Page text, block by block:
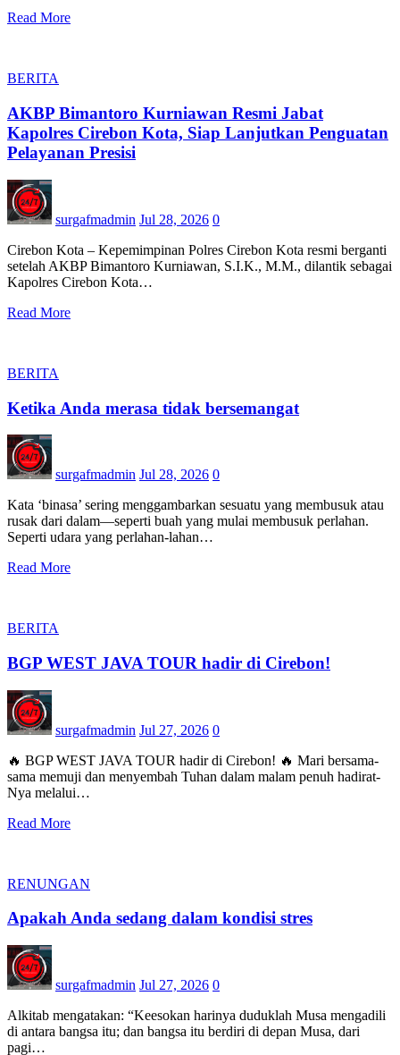
Read More
BERITA
AKBP Bimantoro Kurniawan Resmi Jabat
Kapolres Cirebon Kota, Siap Lanjutkan Penguatan
Pelayanan Presisi
surgafmadmin Jul 28, 2026 0
Cirebon Kota – Kepemimpinan Polres Cirebon Kota resmi berganti
setelah AKBP Bimantoro Kurniawan, S.I.K., M.M., dilantik sebagai
Kapolres Cirebon Kota…
Read More
BERITA
Ketika Anda merasa tidak bersemangat
surgafmadmin Jul 28, 2026 0
Kata ‘binasa’ sering menggambarkan sesuatu yang membusuk atau
rusak dari dalam—seperti buah yang mulai membusuk perlahan.
Seperti udara yang perlahan-lahan…
Read More
BERITA
BGP WEST JAVA TOUR hadir di Cirebon!
surgafmadmin Jul 27, 2026 0
🔥 BGP WEST JAVA TOUR hadir di Cirebon! 🔥 Mari bersama-
sama memuji dan menyembah Tuhan dalam malam penuh hadirat-
Nya melalui…
Read More
RENUNGAN
Apakah Anda sedang dalam kondisi stres
surgafmadmin Jul 27, 2026 0
Alkitab mengatakan: “Keesokan harinya duduklah Musa mengadili
di antara bangsa itu; dan bangsa itu berdiri di depan Musa, dari
pagi…